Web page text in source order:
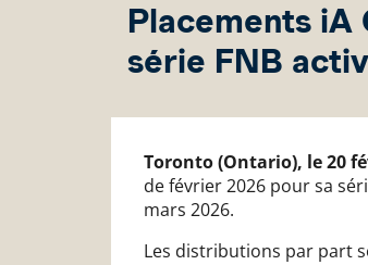
Placements
série FNB
Toronto (Ontario), le 20
de février 2026 pour sa
mars 2026.
Les distributions par part